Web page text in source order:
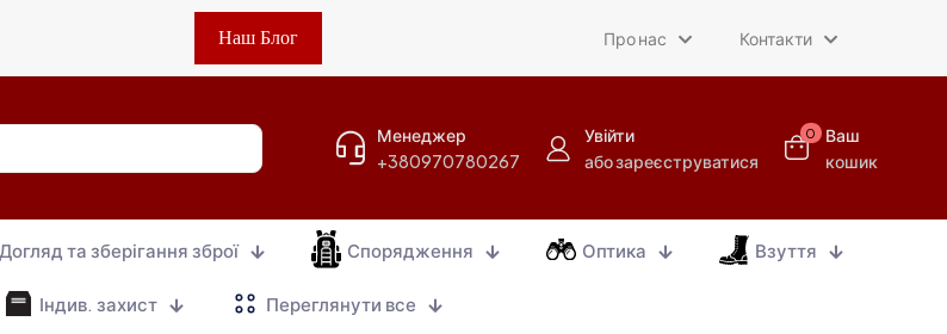
Наш Блог Про нас Контакти
Менеджер
+380970780267
Увійти
або зареєструватися
0
Ваш
кошик
Догляд та зберігання зброї Спорядження Оптика Взуття
Індив. захист Переглянути все